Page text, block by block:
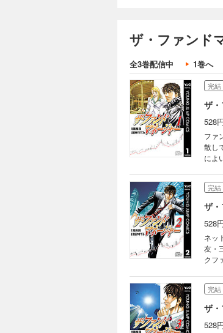
ザ・ファンド
全3巻配信中 1巻へ
完結
ザ
528
ファ
散し
によ
完結
ザ
528
ネッ
友・
クフ
完結
ザ
528